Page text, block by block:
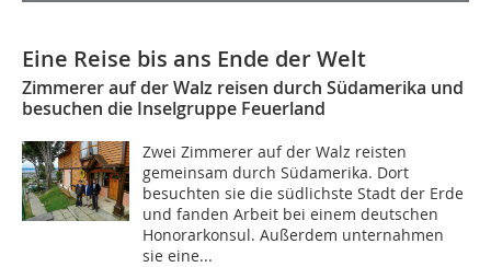
Eine Reise bis ans Ende der Welt
Zimmerer auf der Walz reisen durch Südamerika und
besuchen die Inselgruppe Feuerland
Zwei Zimmerer auf der Walz reisten
gemeinsam durch Südamerika. Dort
besuchten sie die südlichste Stadt der Erde
und fanden Arbeit bei einem deutschen
Honorarkonsul. Außerdem unternahmen
sie eine...